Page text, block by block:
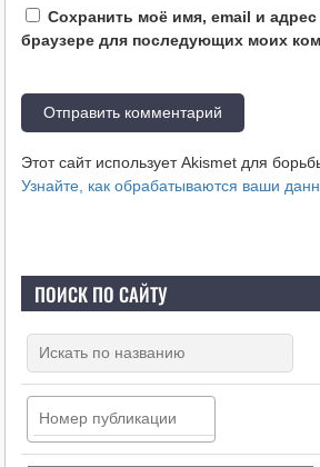
Сохранить моё имя, email и адрес
браузере для последующих моих
Этот сайт использует Akismet для
Узнайте, как обрабатываются ваши
ПОИСК ПО САЙТУ